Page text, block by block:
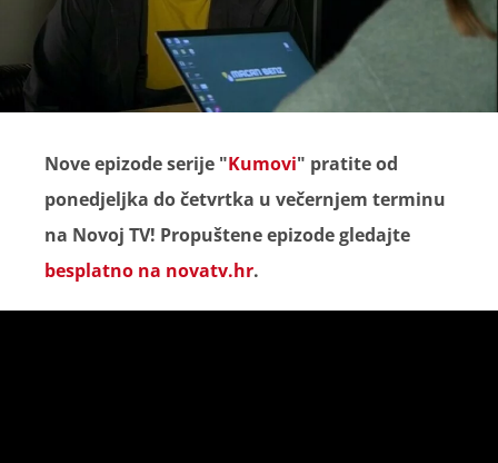
Nove epizode serije "Kumovi" pratite od
ponedjeljka do četvrtka u večernjem terminu
na Novoj TV! Propuštene epizode gledajte
besplatno na novatv.hr.